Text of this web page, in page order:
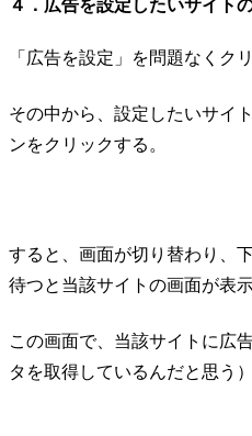
４．広告を設定したいサイト
「広告を設定」を問題なくク
その中から、設定したいサイ
ンをクリックする。
すると、画面が切り替わり、
待つと当該サイトの画面が表示
この画面で、当該サイトに広
タを取得しているんだと思う）